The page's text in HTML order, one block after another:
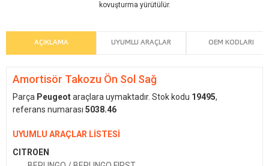
kovuşturma yürütülür.
AÇIKLAMA UYUMLU ARAÇLAR OEM KODLARI
Amortisör Takozu Ön Sol Sağ
Parça Peugeotaraçlara uymaktadır. Stok kodu 19495,
referans numarası 5038.46
UYUMLU ARAÇLAR LİSTESİ
CITROEN